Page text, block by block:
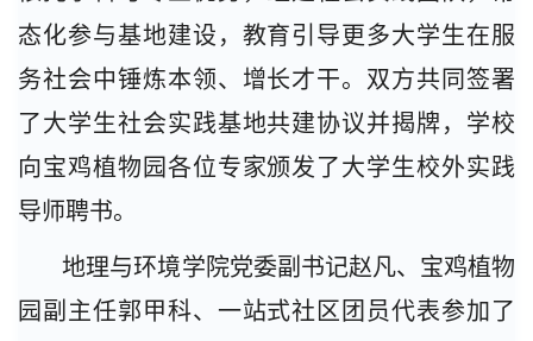
态化参与基地建设，教育引导更多大学生在服
务社会中锤炼本领、增长才干。双方共同签署
了大学生社会实践基地共建协议并揭牌，学校
向宝鸡植物园各位专家颁发了大学生校外实践
导师聘书。
地理与环境学院党委副书记赵凡、宝鸡植物
园副主任郭甲科、一站式社区团员代表参加了